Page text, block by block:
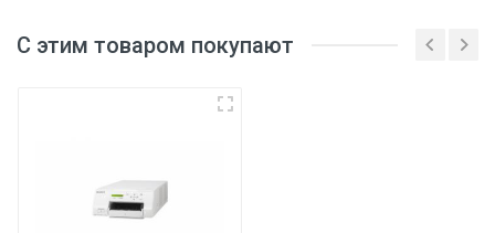
С этим товаром покупают